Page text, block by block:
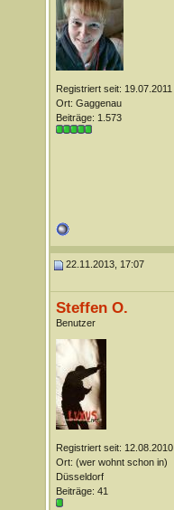
Registriert seit: 19.07.2011
Ort: Gaggenau
Beiträge: 1.573
22.11.2013, 17:07
Steffen O.
Benutzer
Registriert seit: 12.08.2010
Ort: (wer wohnt schon in)
Düsseldorf
Beiträge: 41